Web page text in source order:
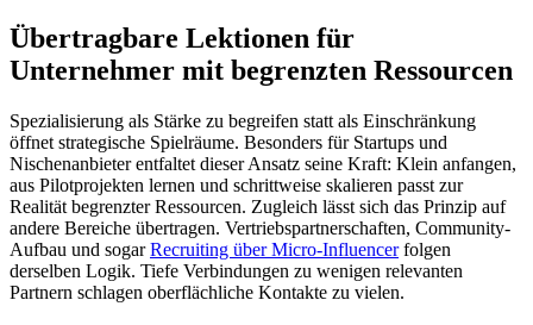
Übertragbare Lektionen für
Unternehmer mit begrenzten Ressourcen
Spezialisierung als Stärke zu begreifen statt als Einschränkung
öffnet strategische Spielräume. Besonders für Startups und
Nischenanbieter entfaltet dieser Ansatz seine Kraft: Klein anfangen,
aus Pilotprojekten lernen und schrittweise skalieren passt zur
Realität begrenzter Ressourcen. Zugleich lässt sich das Prinzip auf
andere Bereiche übertragen. Vertriebspartnerschaften, Community-
Aufbau und sogarRecruiting über Micro-Influencerfolgen
derselben Logik. Tiefe Verbindungen zu wenigen relevanten
Partnern schlagen oberflächliche Kontakte zu vielen.